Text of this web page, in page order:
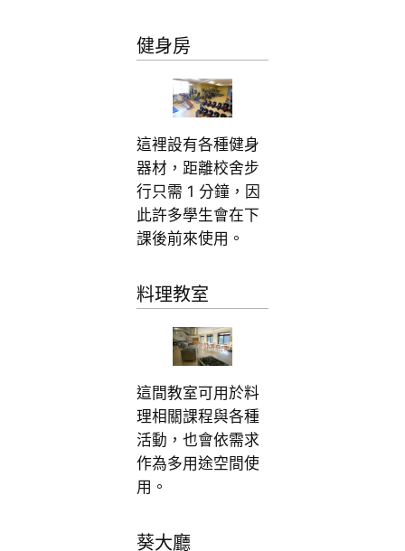
健身房
這裡設有各種健身
器材，距離校舍步
行只需 1 分鐘，因
此許多學生會在下
課後前來使用。
料理教室
這間教室可用於料
理相關課程與各種
活動，也會依需求
作為多用途空間使
用。
葵大廳